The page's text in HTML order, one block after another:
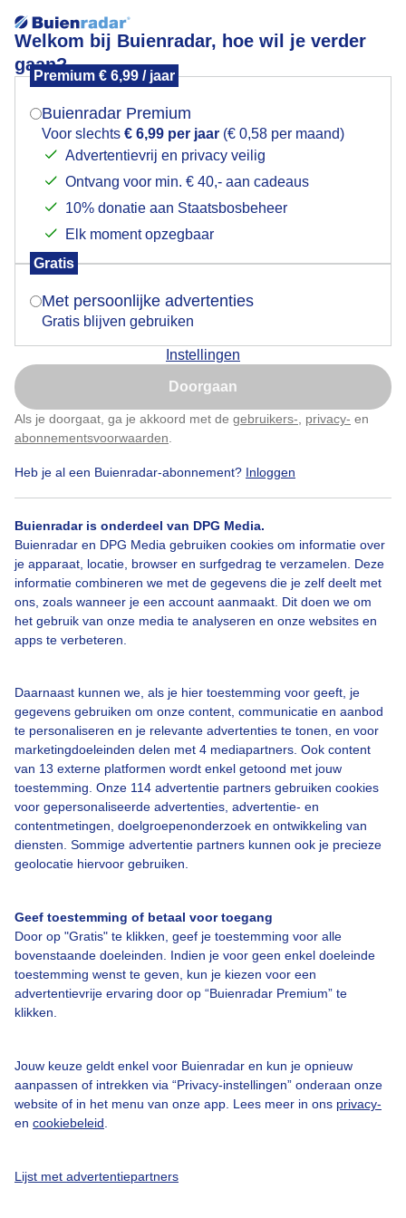
Welkom bij Buienradar, hoe wil je verder
gaan?
Premium € 6,99 / jaar
Buienradar Premium
Voor slechts € 6,99 per jaar (€ 0,58 per maand)
Advertentievrij en privacy veilig
Ontvang voor min. € 40,- aan cadeaus
10% donatie aan Staatsbosbeheer
Elk moment opzegbaar
Gratis
Met persoonlijke advertenties
Gratis blijven gebruiken
Instellingen
Doorgaan
Als je doorgaat, ga je akkoord met de gebruikers- privacy- en
abonnementsvoorwaarden
Heb je al een Buienradar-abonnement? Inloggen
Buienradar is onderdeel van DPG Media.
Buienradar en DPG Media gebruiken cookies om informatie over
je apparaat, locatie, browser en surfgedrag te verzamelen. Deze
informatie combineren we met de gegevens die je zelf deelt met
ons, zoals wanneer je een account aanmaakt. Dit doen we om
het gebruik van onze media te analyseren en onze websites en
apps te verbeteren.
Daarnaast kunnen we, als je hier toestemming voor geeft, je
gegevens gebruiken om onze content, communicatie en aanbod
te personaliseren en je relevante advertenties te tonen, en voor
marketingdoeleinden delen met 4 mediapartners. Ook content
van 13 externe platformen wordt enkel getoond met jouw
toestemming. Onze 114 advertentie partners gebruiken cookies
voor gepersonaliseerde advertenties, advertentie- en
contentmetingen, doelgroepenonderzoek en ontwikkeling van
diensten. Sommige advertentie partners kunnen ook je precieze
geolocatie hiervoor gebruiken.
Geef toestemming of betaal voor toegang
Door op "Gratis" te klikken, geef je toestemming voor alle
bovenstaande doeleinden. Indien je voor geen enkel doeleinde
toestemming wenst te geven, kun je kiezen voor een
advertentievrije ervaring door op “Buienradar Premium” te
klikken.
Jouw keuze geldt enkel voor Buienradar en kun je opnieuw
aanpassen of intrekken via “Privacy-instellingen” onderaan onze
website of in het menu van onze app. Lees meer in ons privacy-
en cookiebeleid
Lijst met advertentiepartners
Heerlijke zonnig najaarsdag
Door: ria brasser Gemaakt: 06-09-2025, 37x bekeken
Heerlijkzonnigenajaarsdag Genietenopeenbankje
Bekijk slideshow
Over Buienradar
Bedrijfsgegevens
Contact
Toegankelijkheid
Gebruikersvoorwaarden
Adverteren
Privacy beleid
Cookie beleid
Mogen we je locatie gebruiken voor het
Indien je hier nog geen akkoord op hebt gegeven,
verschijnt er zo een pop-up uit je browser waarin
Is goed, toon de popup
Nu niet, misschien later
Klik hierom dit aan te passen